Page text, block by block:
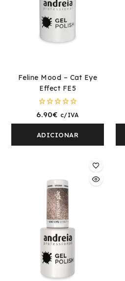
Feline Mood – Cat Eye
Effect FE5
0
5
6.90€ c/IVA
ADICIONAR